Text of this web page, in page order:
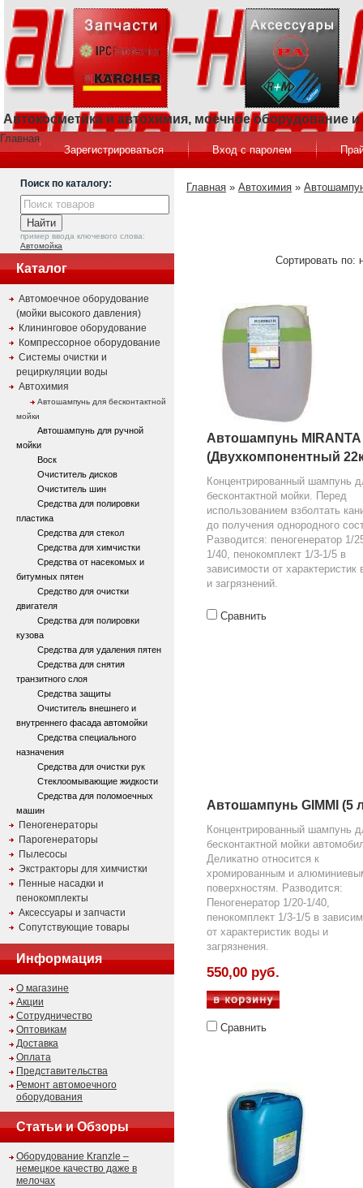
Автокосметика и автохимия, моечное оборудование
Главная
Зарегистрироваться
Вход с паролем
Поиск по каталогу:
пример ввода ключевого слова:
Автомойка
Каталог
Автомоечное оборудование
(мойки высокого давления)
Клининговое оборудование
Компрессорное оборудование
Системы очистки и
рециркуляции воды
Автохимия
Автошампунь для бесконтактной
мойки
Автошампунь для ручной
мойки
Воск
Очиститель дисков
Очиститель шин
Средства для полировки
пластика
Средства для стекол
Средства для химчистки
Средства от насекомых и
битумных пятен
Средство для очистки
двигателя
Средства для полировки
кузова
Средства для удаления пятен
Средства для снятия
транзитного слоя
Средства защиты
Очиститель внешнего и
внутреннего фасада автомойки
Средства специального
назначения
Средства для очистки рук
Стеклоомывающие жидкости
Средства для поломоечных
машин
Пеногенераторы
Парогенераторы
Пылесосы
Экстракторы для химчистки
Пенные насадки и
пенокомплекты
Аксессуары и запчасти
Сопутствующие товары
Информация
О магазине
Акции
Сотрудничество
Оптовикам
Доставка
Оплата
Представительства
Ремонт автомоечного
оборудования
Статьи и Обзоры
Оборудование Kranzle –
немецкое качество даже в
мелочах
Главная » Автохимия »
Сортировать по:
Автошампунь MIRANTA
(Двухкомпонентный
Концентрированный шампунь
бесконтактной мойки. Перед
использованием взболтать
до получения однородного
Разводится: пеногенератор 1/
1/40, пенокомплект 1/3-1/5 в
зависимости от характеристик
и загрязнений.
Сравнить
Автошампунь GIMMI (5
Концентрированный шампунь
бесконтактной мойки
Деликатно относится к
хромированным и
поверхностям. Разводится:
Пеногенератор 1/20-1/40,
пенокомплект 1/3-1/5 в
от характеристик воды и
загрязнения.
550,00 руб.
Сравнить